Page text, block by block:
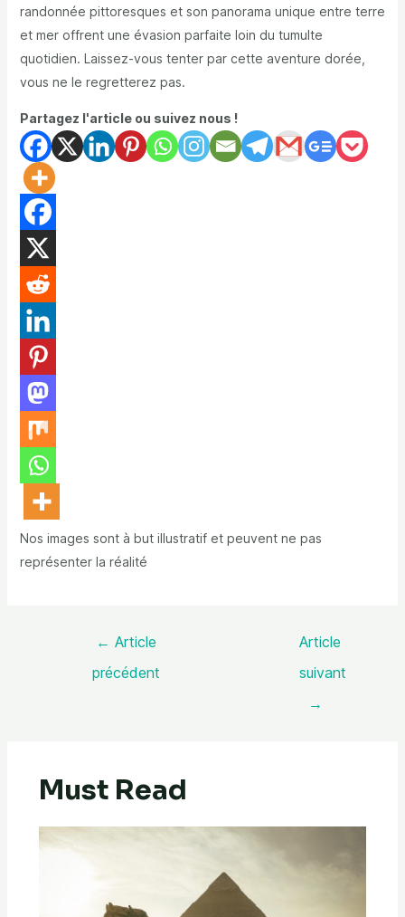
randonnée pittoresques et son panorama unique entre terre
et mer offrent une évasion parfaite loin du tumulte
quotidien. Laissez-vous tenter par cette aventure dorée,
vous ne le regretterez pas.
Partagez l'article ou suivez nous !
Nos images sont à but illustratif et peuvent ne pas
représenter la réalité
← Article
précédent
Article
suivant
→
Must Read